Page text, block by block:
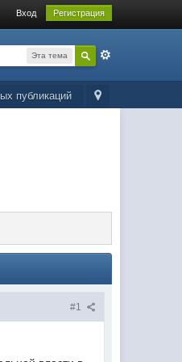
Вход Регистрация
Эта тема
публикаций
#1